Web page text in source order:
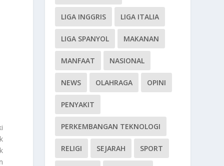
LIGA INGGRIS LIGA ITALIA
LIGA SPANYOL MAKANAN
MANFAAT NASIONAL
NEWS OLAHRAGA OPINI
PENYAKIT
PERKEMBANGAN TEKNOLOGI
RELIGI SEJARAH SPORT